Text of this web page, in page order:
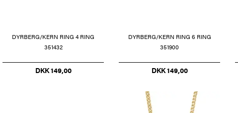
DYRBERG/KERN RING 4 RING
351432
DKK 149,00
DYRBERG/KERN RING 6 RING
351900
DKK 149,00